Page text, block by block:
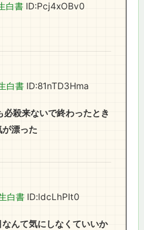
白書 ID:Pcj4xOBv0
白書 ID:81nTD3Hma
殺来ないで終わったとき
漂った
白書 ID:ldcLhPIt0
んて気にしなくていいか